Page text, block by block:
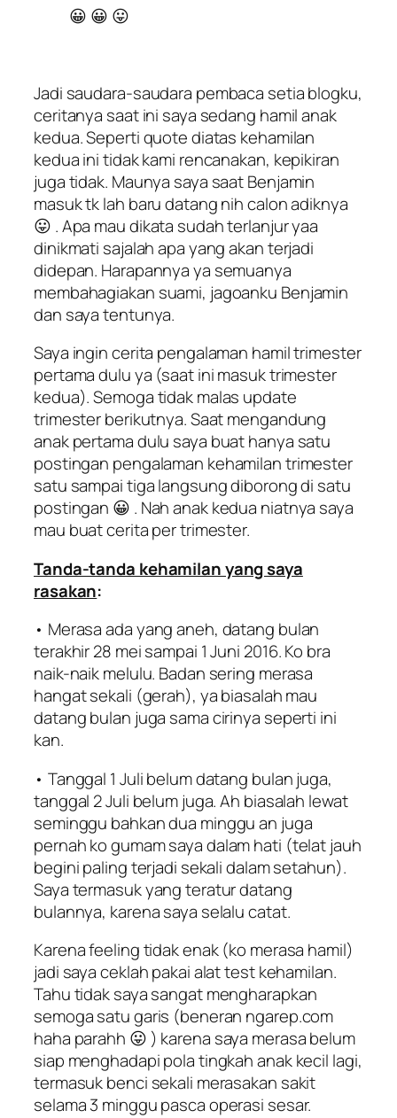
😀 😀 😛
Jadi saudara-saudara pembaca setia blogku,
ceritanya saat ini saya sedang hamil anak
kedua. Seperti quote diatas kehamilan
kedua ini tidak kami rencanakan, kepikiran
juga tidak. Maunya saya saat Benjamin
masuk tk lah baru datang nih calon adiknya
😛 . Apa mau dikata sudah terlanjur yaa
dinikmati sajalah apa yang akan terjadi
didepan. Harapannya ya semuanya
membahagiakan suami, jagoanku Benjamin
dan saya tentunya.
Saya ingin cerita pengalaman hamil trimester
pertama dulu ya (saat ini masuk trimester
kedua). Semoga tidak malas update
trimester berikutnya. Saat mengandung
anak pertama dulu saya buat hanya satu
postingan pengalaman kehamilan trimester
satu sampai tiga langsung diborong di satu
postingan 😀 . Nah anak kedua niatnya saya
mau buat cerita per trimester.
Tanda-tanda kehamilan yang saya
rasakan:
• Merasa ada yang aneh, datang bulan
terakhir 28 mei sampai 1 Juni 2016. Ko bra
naik-naik melulu. Badan sering merasa
hangat sekali (gerah), ya biasalah mau
datang bulan juga sama cirinya seperti ini
kan.
• Tanggal 1 Juli belum datang bulan juga,
tanggal 2 Juli belum juga. Ah biasalah lewat
seminggu bahkan dua minggu an juga
pernah ko gumam saya dalam hati (telat jauh
begini paling terjadi sekali dalam setahun).
Saya termasuk yang teratur datang
bulannya, karena saya selalu catat.
Karena feeling tidak enak (ko merasa hamil)
jadi saya ceklah pakai alat test kehamilan.
Tahu tidak saya sangat mengharapkan
semoga satu garis (beneran ngarep.com
haha parahh 😛 ) karena saya merasa belum
siap menghadapi pola tingkah anak kecil lagi,
termasuk benci sekali merasakan sakit
selama 3 minggu pasca operasi sesar.